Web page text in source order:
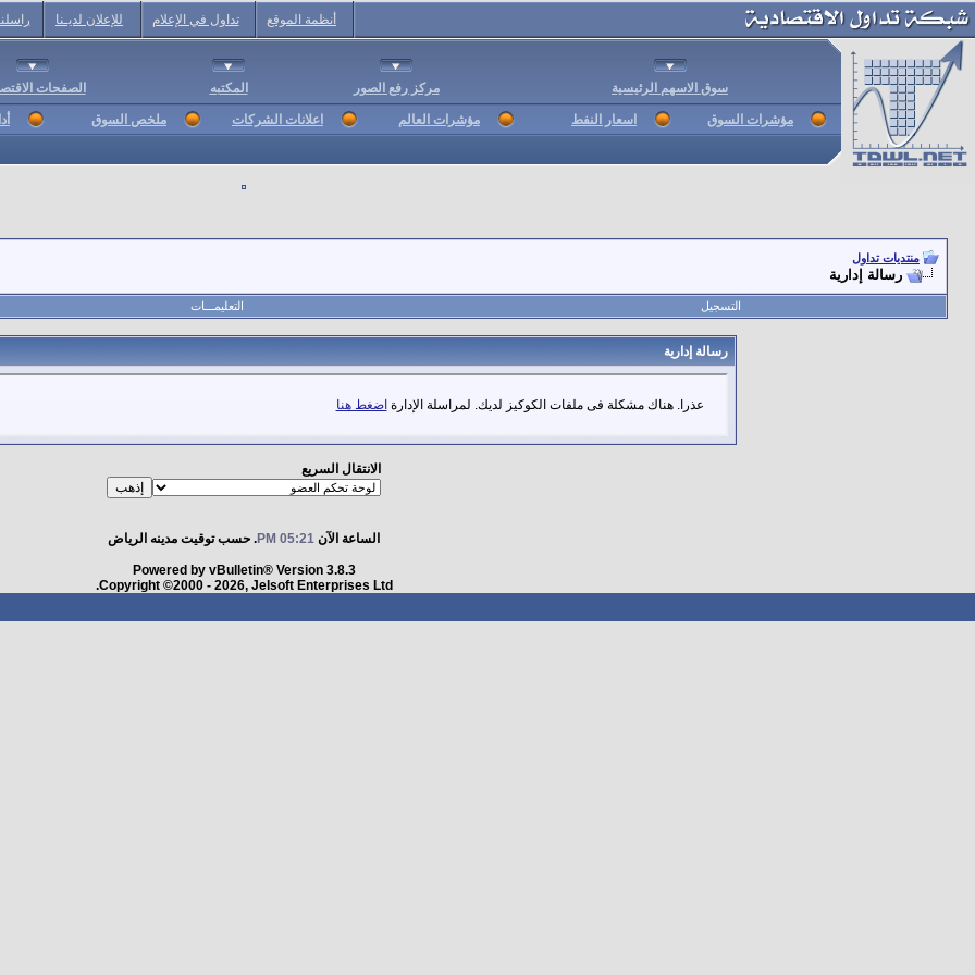
أنظمة الموقع تداول في الإعلام للإعلان لديـنا
سوق الاسهم الرئيسية مركز رفع الصور المكتبه الصفحات
مؤشرات السوق اسعار النفط مؤشرات العالم اعلانات الشركات ملخص السوق
منتديات تداول
رسالة إدارية
التسجيل التعليمـــات
رسالة إدارية
عذرا. هناك مشكلة فى ملفات الكوكيز لديك. لمراسلة الإدارة اضغط هنا
الانتقال السريع
الساعة الآن 05:21 PM . حسب توقيت مدينه الرياض
Powered by vBulletin® Version 3.8.3
Copyright ©2000 - 2026, Jelsoft Enterprises Ltd.